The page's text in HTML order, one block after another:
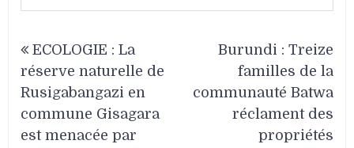
de
l’article
ECOLOGIE : La
réserve naturelle de
Rusigabangazi en
commune Gisagara
est menacée par
Burundi : Treize
familles de la
communauté Batwa
réclament des
propriétés